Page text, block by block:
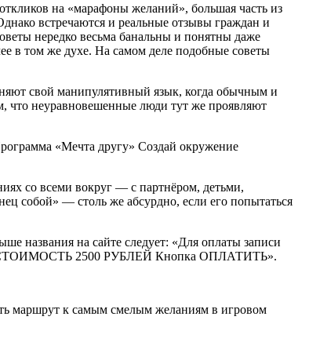
на «марафоны желаний», большая часть из
встречаются и реальные отзывы граждан и
нередко весьма банальны и понятны даже
в том же духе. На самом деле подобные советы
свой манипулятивный язык, когда обычным и
что неуравновешенные люди тут же проявляют
«Мечта другу» Создай окружение
со всеми вокруг — с партнёром, детьми,
собой» — столь же абсурдно, если его попытаться
названия на сайте следует: «Для оплаты записи
СТОИМОСТЬ 2500 РУБЛЕЙ Кнопка ОПЛАТИТЬ».
маршрут к самым смелым желаниям в игровом